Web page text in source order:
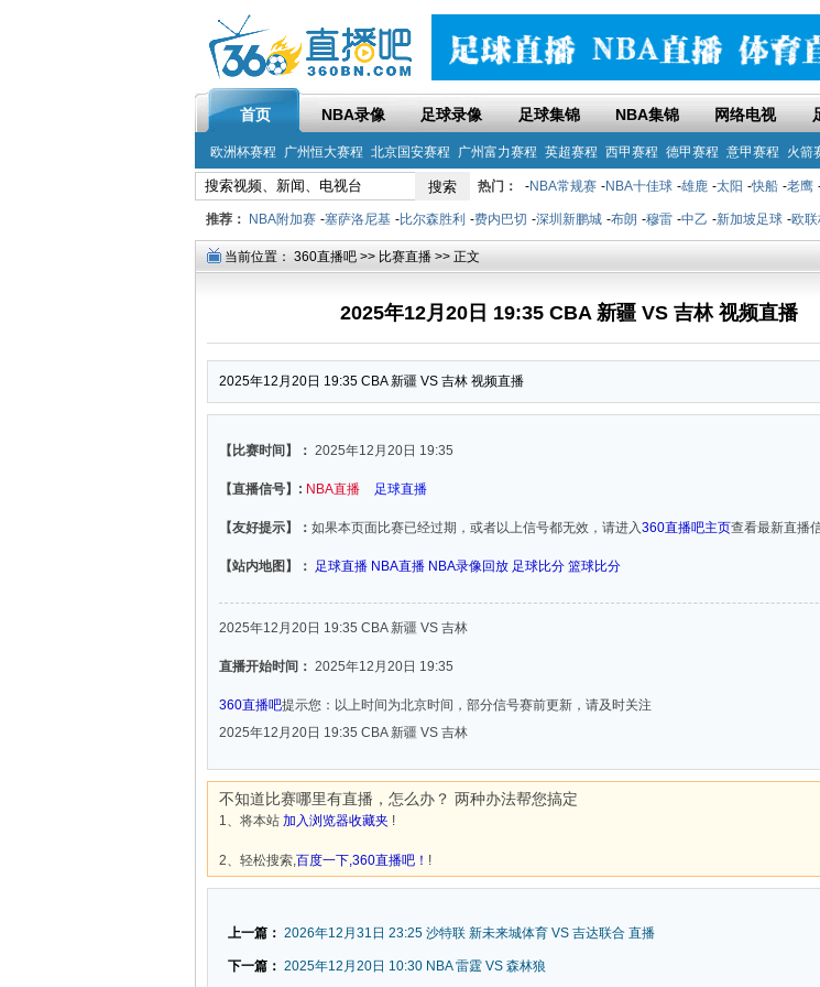
首页 NBA录像 足球录像 足球集锦 NBA集锦 网络电视
欧洲杯赛程 广州恒大赛程 北京国安赛程 广州富力赛程 英超赛程 西甲赛程 德甲赛程 意甲赛程 火箭
热门： -NBA常规赛 -NBA十佳球 -雄鹿 -太阳 -快船 -老鹰
推荐： NBA附加赛 -塞萨洛尼基 -比尔森胜利 -费内巴切 -深圳新鹏城 -布朗 -穆雷 -中乙 -新加坡足球 -欧
当前位置： 360直播吧 >> 比赛直播 >> 正文
2025年12月20日 19:35 CBA 新疆 VS 吉林 视频直播
2025年12月20日 19:35 CBA 新疆 VS 吉林 视频直播
【比赛时间】： 2025年12月20日 19:35
【直播信号】: NBA直播 足球直播
【友好提示】： 如果本页面比赛已经过期，或者以上信号都无效，请进入360直播吧主页查看最新直播
【站内地图】： 足球直播 NBA直播 NBA录像回放 足球比分 篮球比分
2025年12月20日 19:35 CBA 新疆 VS 吉林
直播开始时间： 2025年12月20日 19:35
360直播吧提示您：以上时间为北京时间，部分信号赛前更新，请及时关注
2025年12月20日 19:35 CBA 新疆 VS 吉林
不知道比赛哪里有直播，怎么办？ 两种办法帮您搞定
1、将本站 加入浏览器收藏夹 !
2、轻松搜索,百度一下,360直播吧！ !
上一篇： 2026年12月31日 23:25 沙特联 新未来城体育 VS 吉达联合 直播
下一篇： 2025年12月20日 10:30 NBA 雷霆 VS 森林狼